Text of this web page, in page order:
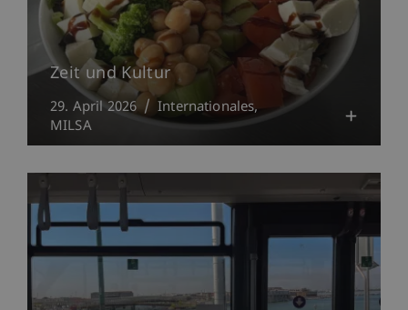
Zeit und Kultur
29. April 2026
Internationales
MILSA